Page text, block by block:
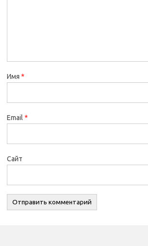
Имя *
Email *
Сайт